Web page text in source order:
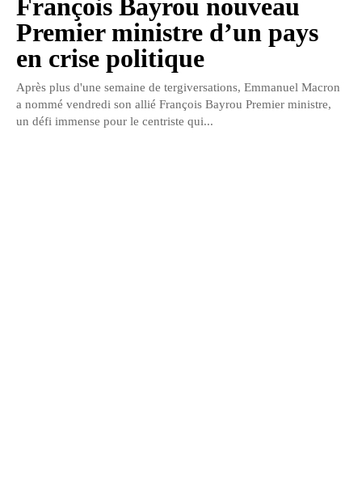
François Bayrou nouveau
Premier ministre d’un pays
en crise politique
Après plus d'une semaine de tergiversations, Emmanuel Macron
a nommé vendredi son allié François Bayrou Premier ministre,
un défi immense pour le centriste qui...